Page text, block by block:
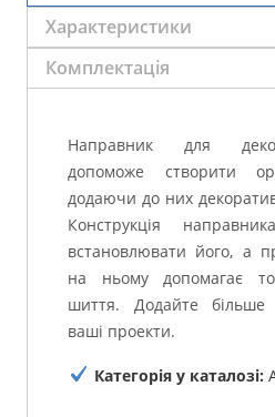
Характеристики
Комплектація
Направник для
допоможе створити
додаючи до них
Конструкція
встановлювати його, а
на ньому допомагає
шиття.
Додайте більше
ваші проекти.
Категорія у каталозі: